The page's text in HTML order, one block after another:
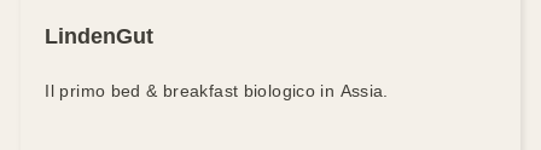
LindenGut
Il primo bed & breakfast biologico in Assia.